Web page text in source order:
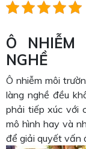
Ô NHIỄM
NGHỀ
Ô nhiễm môi
làng nghề đều
phải tiếp xúc với
mô hình hay và
để giải quyết vấn